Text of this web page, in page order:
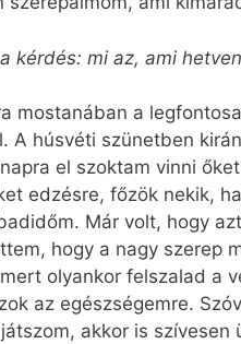
kérdés: mi az, ami
mostanában a
A húsvéti szünetben
el szoktam vinni
edzésre, főzök nekik,
Már volt, hogy
hogy a nagy szerep
olyankor felszalad a
az egészségemre.
akkor is